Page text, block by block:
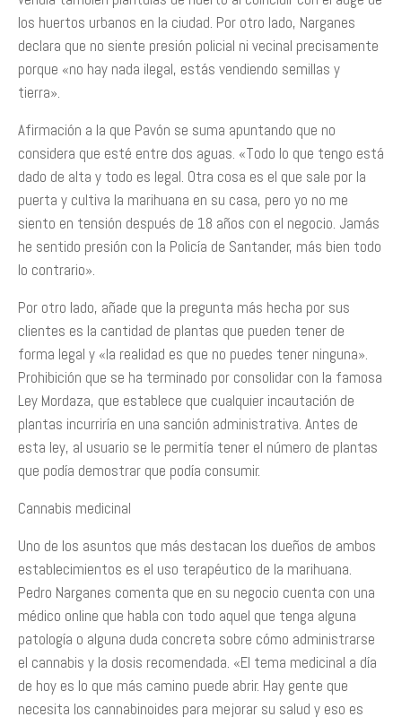
los huertos urbanos en la ciudad. Por otro lado, Narganes
declara que no siente presión policial ni vecinal precisamente
porque «no hay nada ilegal, estás vendiendo semillas y
tierra».
Afirmación a la que Pavón se suma apuntando que no
considera que esté entre dos aguas. «Todo lo que tengo está
dado de alta y todo es legal. Otra cosa es el que sale por la
puerta y cultiva la marihuana en su casa, pero yo no me
siento en tensión después de 18 años con el negocio. Jamás
he sentido presión con la Policía de Santander, más bien todo
lo contrario».
Por otro lado, añade que la pregunta más hecha por sus
clientes es la cantidad de plantas que pueden tener de
forma legal y «la realidad es que no puedes tener ninguna».
Prohibición que se ha terminado por consolidar con la famosa
Ley Mordaza, que establece que cualquier incautación de
plantas incurriría en una sanción administrativa. Antes de
esta ley, al usuario se le permitía tener el número de plantas
que podía demostrar que podía consumir.
Cannabis medicinal
Uno de los asuntos que más destacan los dueños de ambos
establecimientos es el uso terapéutico de la marihuana.
Pedro Narganes comenta que en su negocio cuenta con una
médico online que habla con todo aquel que tenga alguna
patología o alguna duda concreta sobre cómo administrarse
el cannabis y la dosis recomendada. «El tema medicinal a día
de hoy es lo que más camino puede abrir. Hay gente que
necesita los cannabinoides para mejorar su salud y eso es